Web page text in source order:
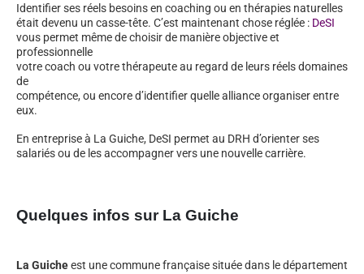
Identifier ses réels besoins en coaching ou en thérapies naturelles
était devenu un casse-tête. C’est maintenant chose réglée : DeSI
vous permet même de choisir de manière objective et
professionnelle
votre coach ou votre thérapeute au regard de leurs réels domaines
de
compétence, ou encore d’identifier quelle alliance organiser entre
eux.
En entreprise à La Guiche, DeSI permet au DRH d’orienter ses
salariés ou de les accompagner vers une nouvelle carrière.
Quelques infos sur La Guiche
La Guicheest une commune française située dans le département